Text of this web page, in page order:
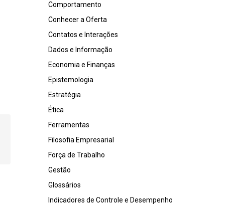
Comportamento
Conhecer a Oferta
Contatos e Interações
Dados e Informação
Economia e Finanças
Epistemologia
Estratégia
Ética
Ferramentas
Filosofia Empresarial
Força de Trabalho
Gestão
Glossários
Indicadores de Controle e Desempenho